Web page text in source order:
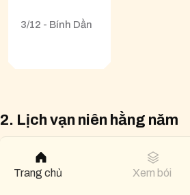
3/12 - Bính Dần
2. Lịch vạn niên hằng năm
Trang chủ Xem bói